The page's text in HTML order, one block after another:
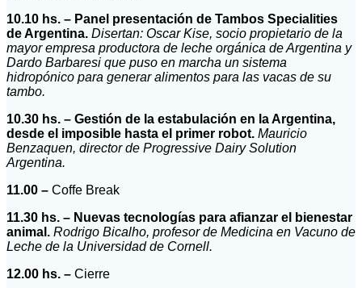
10.10 hs. – Panel presentación de Tambos Specialities
de Argentina. Disertan: Oscar Kise, socio propietario de la
mayor empresa productora de leche orgánica de Argentina y
Dardo Barbaresi que puso en marcha un sistema
hidropónico para generar alimentos para las vacas de su
tambo.
10.30 hs. – Gestión de la estabulación en la Argentina,
desde el imposible hasta el primer robot. Mauricio
Benzaquen, director de Progressive Dairy Solution
Argentina.
11.00 – Coffe Break
11.30 hs. – Nuevas tecnologías para afianzar el bienestar
animal. Rodrigo Bicalho, profesor de Medicina en Vacuno de
Leche de la Universidad de Cornell.
12.00 hs. – Cierre